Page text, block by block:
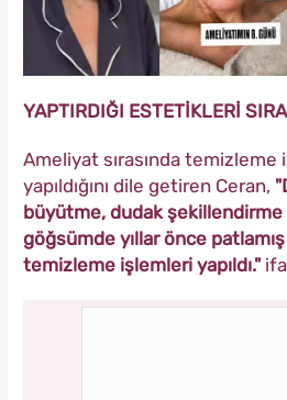
YAPTIRDIĞI ESTETİKLERİ
Ameliyat sırasında temizleme
yapıldığını dile getiren Ceran,
büyütme, dudak şekillendirme
göğsümde yıllar önce
temizleme işlemleri yapıldı."